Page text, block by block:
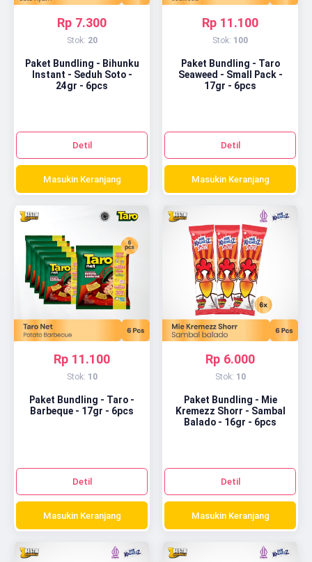
Rp 7.300
Stok: 20
Paket Bundling - Bihunku
Instant - Seduh Soto -
24gr - 6pcs
Detil
Masukin Keranjang
Rp 11.100
Stok: 100
Paket Bundling - Taro
Seaweed - Small Pack -
17gr - 6pcs
Detil
Masukin Keranjang
Rp 11.100
Stok: 10
Paket Bundling - Taro -
Barbeque - 17gr - 6pcs
Detil
Masukin Keranjang
Rp 6.000
Stok: 10
Paket Bundling - Mie
Kremezz Shorr - Sambal
Balado - 16gr - 6pcs
Detil
Masukin Keranjang